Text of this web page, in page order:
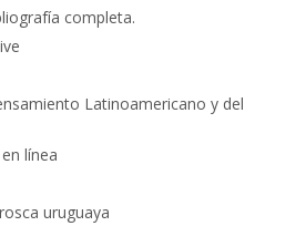
completa.
Latinoamericano y del
línea
uruguaya